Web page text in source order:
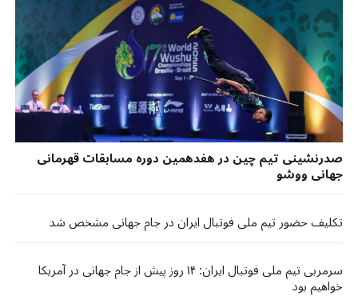
صدرنشینی تیم چین در هفدهمین دوره مسابقات قهرمانی
جهانی ووشو
تکلیف حضور تیم ملی فوتبال ایران در جام جهانی مشخص شد
سرمربی تیم ملی فوتبال ایران: ۱۴ روز پیش از جام جهانی در آمریکا
خواهیم بود